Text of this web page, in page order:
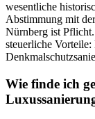
wesentliche
Abstimmung mit
Nürnberg ist
steuerliche
Wie finde ich